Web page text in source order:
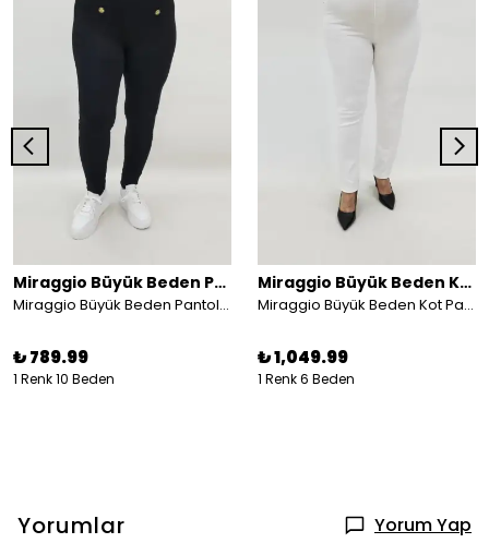
Miraggio Büyük Beden Pantolon
Miraggio Büyük Beden Pantolon 99533 SİYAH
₺ 789.99
1 Renk 10 Beden
Miraggio Büyük Beden Kot Pantolon
Miraggio Büyük Beden Kot Pantolon 98255 BEYAZ
₺ 1,049.99
1 Renk 6 Beden
Yorumlar Yorum Yap